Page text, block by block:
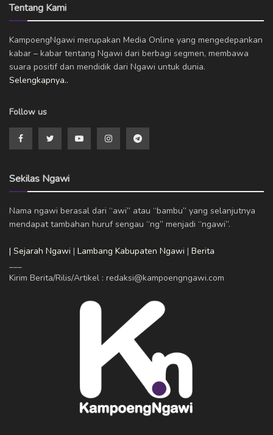
Tentang Kami
KampoengNgawi merupakan Media Online yang mengedepankan
kabar – kabar tentang Ngawi dari berbagi segmen, membawa
suara positif dan mendidik dari Ngawi untuk dunia.
Selengkapnya..
Follow us
Sekilas Ngawi
Nama ngawi berasal dari “awi” atau “bambu” yang selanjutnya
mendapat tambahan huruf sengau “ng” menjadi “ngawi”.
| Sejarah Ngawi | Lambang Kabupaten Ngawi | Berita
Kirim Berita/Rilis/Artikel : redaksi@kampoengngawi.com